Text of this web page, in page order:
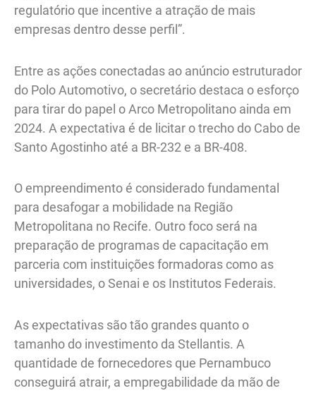
regulatório que incentive a atração de mais
empresas dentro desse perfil”.
Entre as ações conectadas ao anúncio estruturador
do Polo Automotivo, o secretário destaca o esforço
para tirar do papel o Arco Metropolitano ainda em
2024. A expectativa é de licitar o trecho do Cabo de
Santo Agostinho até a BR-232 e a BR-408.
O empreendimento é considerado fundamental
para desafogar a mobilidade na Região
Metropolitana no Recife. Outro foco será na
preparação de programas de capacitação em
parceria com instituições formadoras como as
universidades, o Senai e os Institutos Federais.
As expectativas são tão grandes quanto o
tamanho do investimento da Stellantis. A
quantidade de fornecedores que Pernambuco
conseguirá atrair, a empregabilidade da mão de